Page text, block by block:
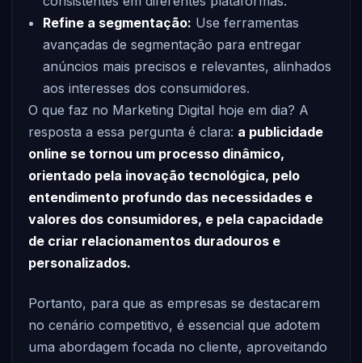
Refine a segmentação: Use ferramentas
avançadas de segmentação para entregar
anúncios mais precisos e relevantes, alinhados
aos interesses dos consumidores.
O que faz no Marketing Digital hoje em dia? A
resposta a essa pergunta é clara: a publicidade
online se tornou um processo dinâmico,
orientado pela inovação tecnológica, pelo
entendimento profundo das necessidades e
valores dos consumidores, e pela capacidade
de criar relacionamentos duradouros e
personalizados.
Portanto, para que as empresas se destacarem
no cenário competitivo, é essencial que adotem
uma abordagem focada no cliente, aproveitando